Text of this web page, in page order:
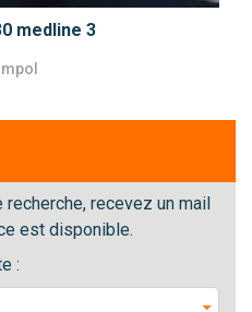
medline 3
recevez un mail
est disponible.
: